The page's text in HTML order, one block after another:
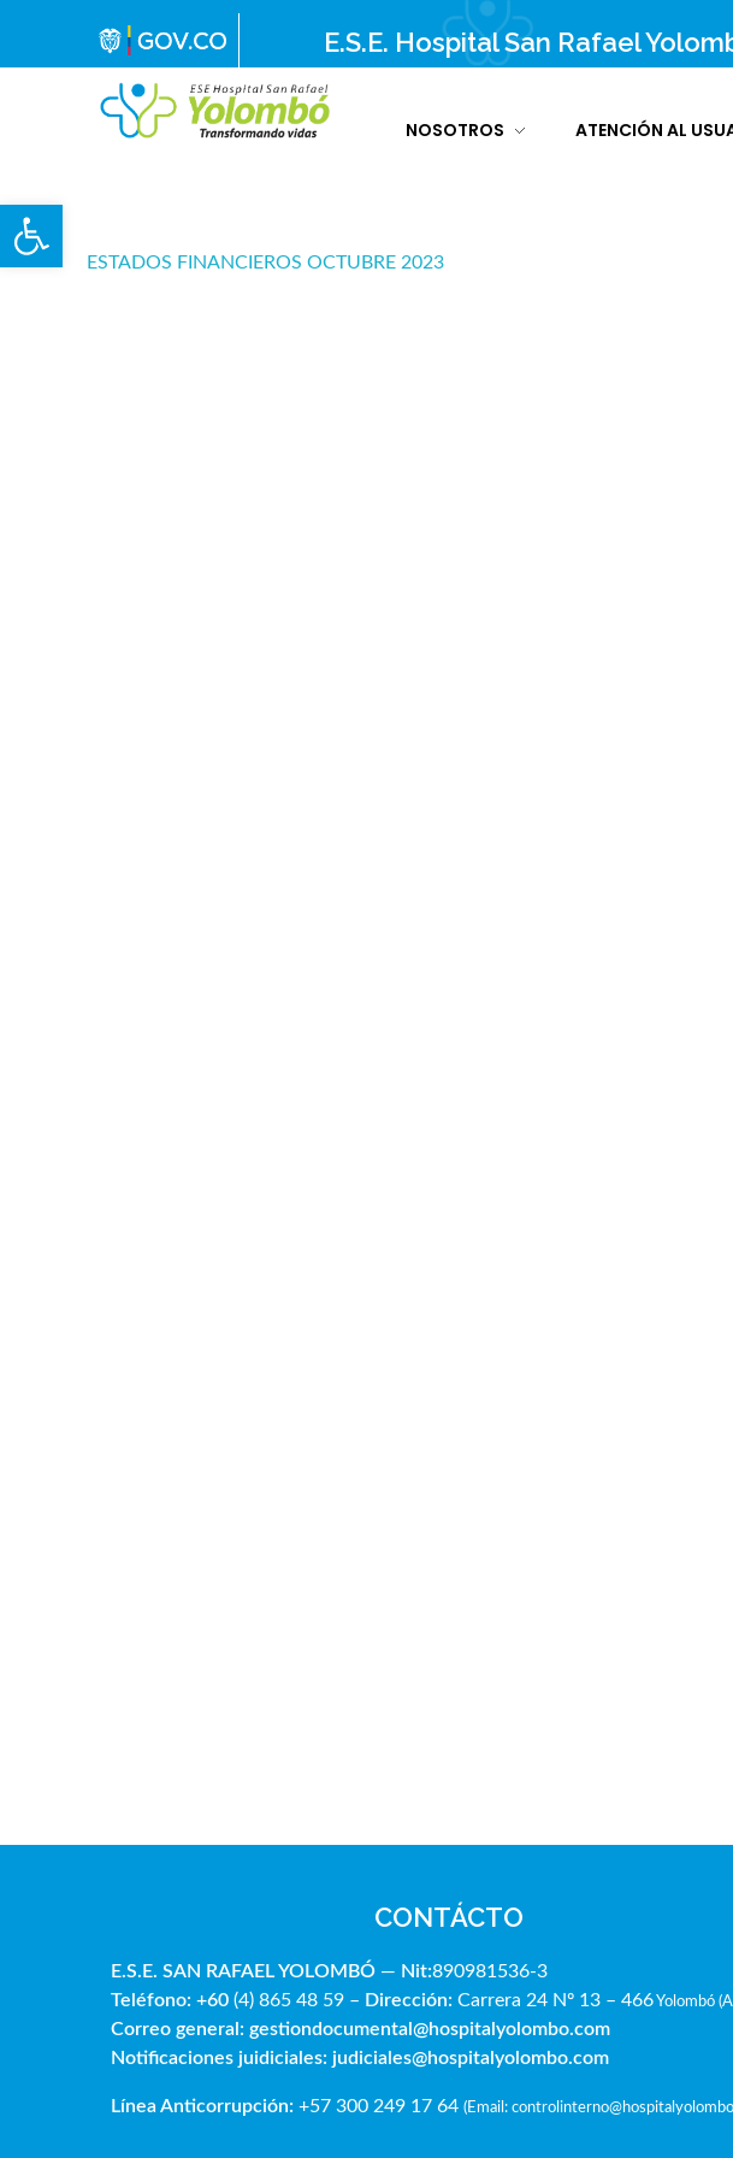
Abrir barra de herramientas
E.S.E. Hospital San Rafael
NOSOTROS ATENCIÓN AL
ESTADOS FINANCIEROS OCTUBRE 2023
CONTÁCTO
E.S.E. SAN RAFAEL YOLOMBÓ — Nit:890981536-3
Teléfono: +60 (4) 865 48 59 – Dirección: Carrera 24 Nº 13 – 466Yolombó
Correo general: gestiondocumental@hospitalyolombo.com
Notificaciones juidiciales: judiciales@hospitalyolombo.com
Línea Anticorrupción: +57 300 249 17 64 (Email: